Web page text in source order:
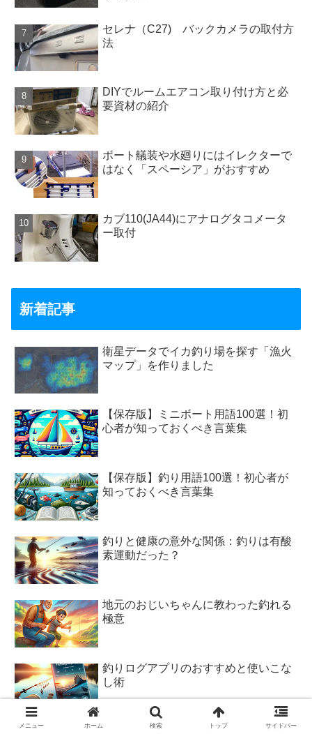
セレナ（C27) バックカメラの取付方
法
DIYでルームエアコン取り付け方と必
要資材の紹介
ボート艤装や水廻りにはイレクターで
はなく「スペーシア」がおすすめ
カブ110(JA44)にアナログタコメータ
ー取付
新着記事
衛星データでイカ釣り場を探す「漁火
マップ」を作りました
【保存版】ミニボート用語100選！初
心者が知っておくべき言葉集
【保存版】釣り用語100選！初心者が
知っておくべき言葉集
釣りと健康の意外な関係：釣りは有酸
素運動だった？
地元のおじいちゃんに教わった釣れる
極意
釣りログアプリのおすすめと使いこな
し術
釣りの帰り道に寄りたい！全国ご当地
メニュー ホーム 検索 トップ サイドバー